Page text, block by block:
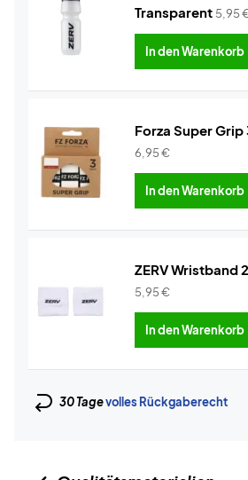
Transparent 5,95
In den Warenkorb
Forza Super
6,95€
In den Warenkorb
ZERV Wristband
5,95€
In den Warenkorb
30 Tagevolles Rückgaberecht